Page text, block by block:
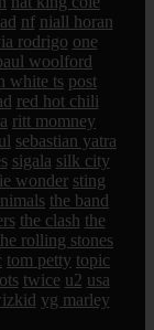
nf niall horan
rodrigo one
woolford
white ts post
red hot chili
ritt momney
sebastian yatra
sigala silk city
wonder sting
the band
the clash the
rolling stones
tom petty topic
twice u2 usa
yg marley